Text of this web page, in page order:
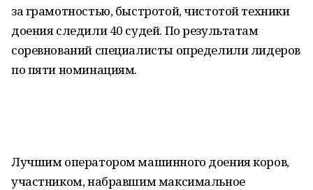
за грамотностью, быстротой, чистотой техники
доения следили 40 судей. По результатам
соревнований специалисты определили лидеров
по пяти номинациям.
Лучшим оператором машинного доения коров,
участником, набравшим максимальное